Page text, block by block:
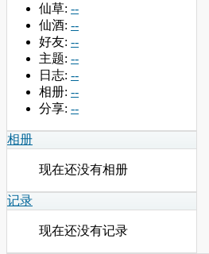
仙草: --
仙酒: --
好友: --
主题: --
日志: --
相册: --
分享: --
相册
现在还没有相册
记录
现在还没有记录